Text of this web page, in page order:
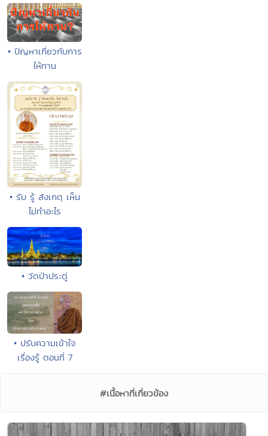
• ปัญหาเกี่ยวกับการ
ให้ทาน
• รับ รู้ สังเกตุ เห็น
ไม่ทำอะไร
• วัดป่าประดู่
• ปรับความเข้าใจ
เรื่องรู้ ตอนที่ 7
#เนื้อหาที่เกี่ยวข้อง